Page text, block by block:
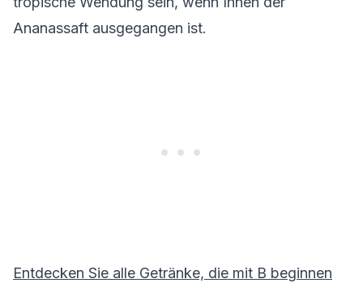
Ananassaft ausgegangen ist.
Entdecken Sie alle Getränke, die mit B beginnen